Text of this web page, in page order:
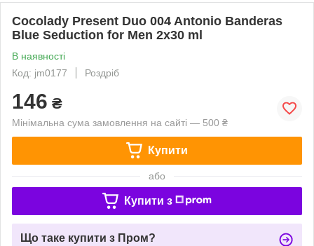
Cocolady Present Duo 004 Antonio Banderas
Blue Seduction for Men 2x30 ml
В наявності
Код: jm0177
Роздріб
146 ₴
Мінімальна сума замовлення на сайті — 500 ₴
Купити
або
Купити з
Що таке купити з Пром?